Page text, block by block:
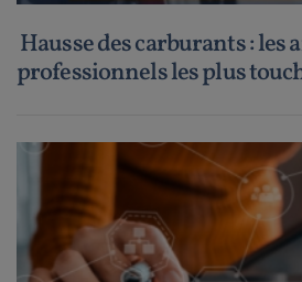
Hausse des carburants : les
professionnels les plus